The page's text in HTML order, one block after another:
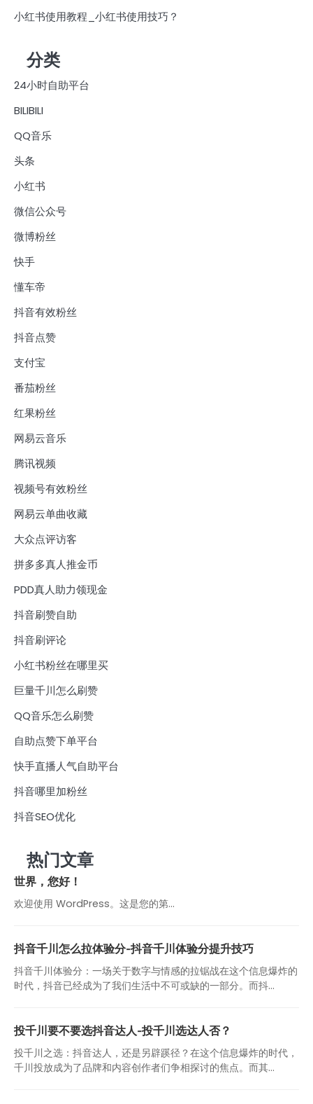
小红书使用教程_小红书使用技巧？
分类
24小时自助平台
BILIBILI
QQ音乐
头条
小红书
微信公众号
微博粉丝
快手
懂车帝
抖音有效粉丝
抖音点赞
支付宝
番茄粉丝
红果粉丝
网易云音乐
腾讯视频
视频号有效粉丝
网易云单曲收藏
大众点评访客
拼多多真人推金币
PDD真人助力领现金
抖音刷赞自助
抖音刷评论
小红书粉丝在哪里买
巨量千川怎么刷赞
QQ音乐怎么刷赞
自助点赞下单平台
快手直播人气自助平台
抖音哪里加粉丝
抖音SEO优化
热门文章
世界，您好！
欢迎使用 WordPress。这是您的第…
抖音千川怎么拉体验分-抖音千川体验分提升技巧
抖音千川体验分：一场关于数字与情感的拉锯战在这个信息爆炸的
时代，抖音已经成为了我们生活中不可或缺的一部分。而抖...
投千川要不要选抖音达人-投千川选达人否？
投千川之选：抖音达人，还是另辟蹊径？在这个信息爆炸的时代，
千川投放成为了品牌和内容创作者们争相探讨的焦点。而其...